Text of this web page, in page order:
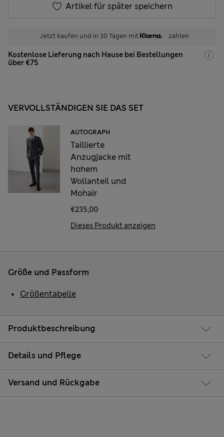
Artikel für später speichern
Jetzt kaufen und in 30 Tagen mit zahlen
Kostenlose Lieferung nach Hause bei Bestellungen
über €75
VERVOLLSTÄNDIGEN SIE DAS SET
AUTOGRAPH
Taillierte
Anzugjacke mit
hohem
Wollanteil und
Mohair
€235,00
Dieses Produkt anzeigen
Produktbeschreibung
Details und Pflege
Versand und Rückgabe
Größe und Passform
Größentabelle